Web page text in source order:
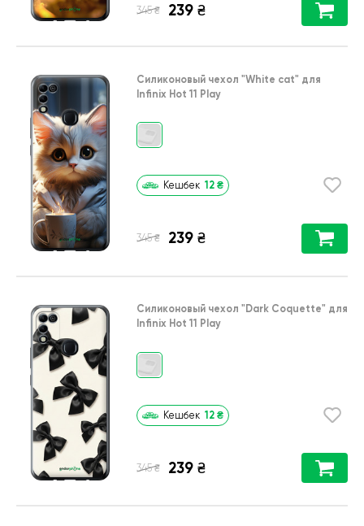
345 ₴ 239 ₴
Силиконовый чехол "White cat" для
Infinix Hot 11 Play
Кешбек 12 ₴
345 ₴ 239 ₴
Силиконовый чехол "Dark Coquette" для
Infinix Hot 11 Play
Кешбек 12 ₴
345 ₴ 239 ₴